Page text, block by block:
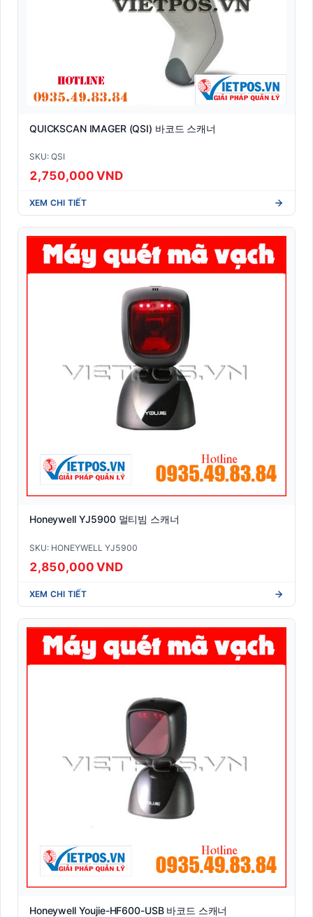
QUICKSCAN IMAGER (QSI) 바코드 스캐너
SKU: QSI
2,750,000 VND
XEM CHI TIẾT
Honeywell YJ5900 멀티빔 스캐너
SKU: HONEYWELL YJ5900
2,850,000 VND
XEM CHI TIẾT
Honeywell Youjie-HF600-USB 바코드 스캐너